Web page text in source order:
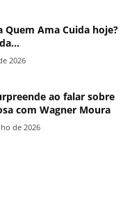
Quem Ama Cuida hoje?
2026
ao falar sobre
com Wagner Moura
de 2026